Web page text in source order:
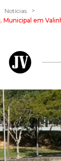
Notícias >
Municipal em